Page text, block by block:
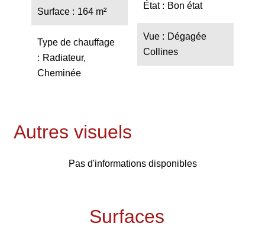
Surface 164 m²
Type de chauffage
Radiateur,
Cheminée
État Bon état
Vue
Dégagée
Collines
Autres visuels
Pas d'informations disponibles
Surfaces